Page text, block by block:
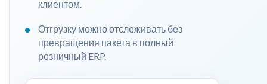
клиентом.
Отгрузку можно отслеживать без
превращения пакета в полный
розничный ERP.